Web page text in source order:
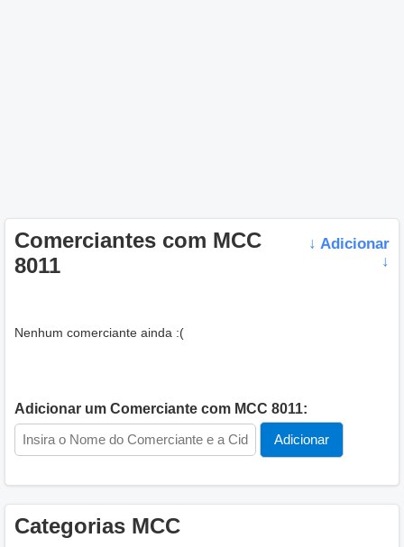
Comerciantes com MCC
8011
↓ Adicionar
↓
Nenhum comerciante ainda :(
Adicionar um Comerciante com MCC 8011:
Categorias MCC